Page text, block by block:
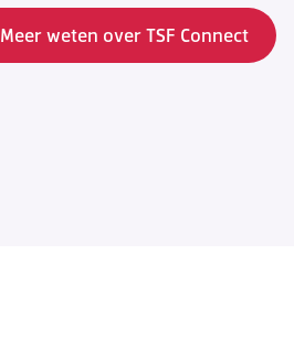
Meer weten over TSF Connect